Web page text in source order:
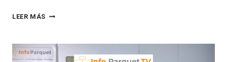
LEER MÁS QUICK
MUSE,
SUELO